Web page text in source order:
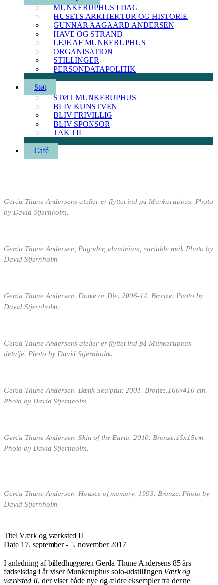
MUNKERUPHUS I DAG
HUSETS ARKITEKTUR OG HISTORIE
GUNNAR AAGAARD ANDERSEN
HAVE OG STRAND
LEJE AF MUNKERUPHUS
ORGANISATION
STILLINGER
PERSONDATAPOLITIK
Støt
STØT MUNKERUPHUS
BLIV KUNSTVEN
BLIV FRIVILLIG
BLIV SPONSOR
TAK TIL
Café
Gerda Thune Andersens atelier er flyttet ind på Munkeruphus. Photo
by David Stjernholm.
Gerda Thune Andersen, Pagoder, aluminium, variable mål. Photo by
David Stjernholm.
Gerda Thune Andersen. Dome or Die. 2006-14. Bronze. Photo by
David Stjernholm.
Gerda Thune Andersens atelier er flyttet ind på Munkeruphus–
detalje. Photo by David Stjernholm.
Gerda Thune Andersen. Bænk Skulptur. 2001. Bronze.160x410 cm.
Photo by David Stjernholm
Gerda Thune Andersen. Skin of the Earth. 2010. Bronze.15x15cm.
Photo by David Stjernholm.
Gerda Thune Andersen. Houses of memory. 1993. Bronze. Photo by
David Stjernholm.
Titel Værk og værksted II
Dato 17. september - 5. november 2017
I anledning af billedhuggeren Gerda Thune Andersens 85 års
fødselsdag i år viser Munkeruphus solo-udstillingen Værk og
værksted II, der viser både nye og ældre eksempler fra denne